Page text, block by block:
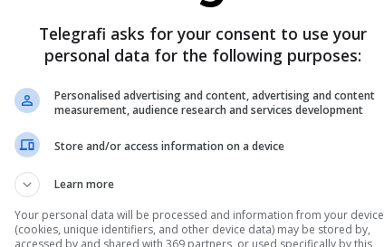
(pa frigorifer), duke synuar kështu edhe
të domosdoshëm sanitar nga Agjencia e
(AUV)”, thuhet në njoftim.
hyrja e produkteve të tilla jashtë çdo standardi
kontroll profesional përbën një rrezik
për shëndetin, ku nga kjo sasi mishi mund të
qytetarë.
Telegrafi asks for your consent to use your
personal data for the following purposes:
Personalised advertising and content, advertising and content
measurement, audience research and services development
Store and/or access information on a device
Learn more
Your personal data will be processed and information from your device
(cookies, unique identifiers, and other device data) may be stored by,
accessed by and shared with 369 partners, or used specifically by this